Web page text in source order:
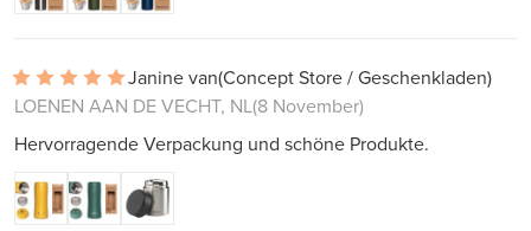
Janine van(Concept Store / Geschenkladen)
LOENEN AAN DE VECHT, NL(8 November)
Hervorragende Verpackung und schöne Produkte.